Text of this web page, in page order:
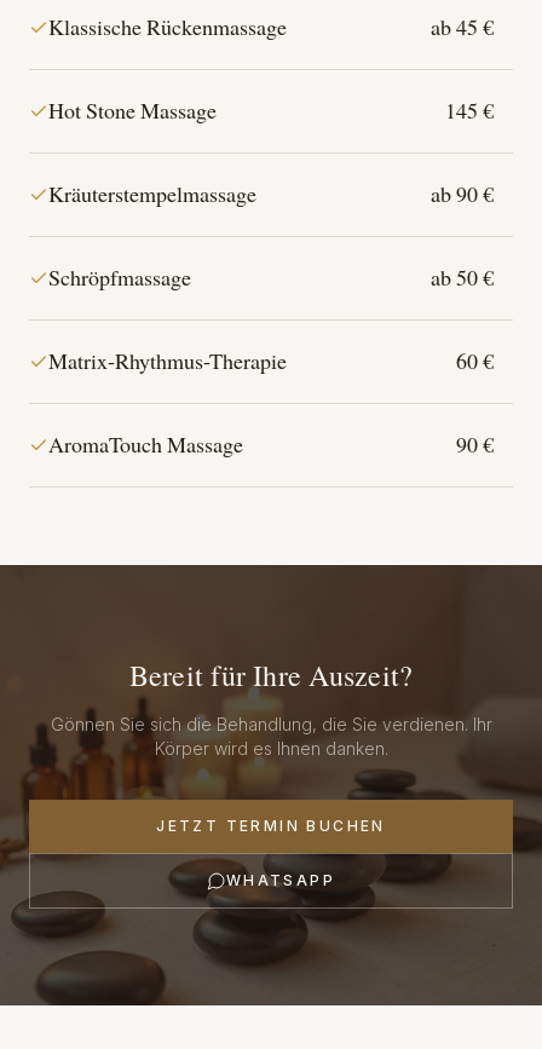
Klassische Rückenmassage ab 45 €
Hot Stone Massage 145 €
Kräuterstempelmassage ab 90 €
Schröpfmassage ab 50 €
Matrix-Rhythmus-Therapie 60 €
AromaTouch Massage 90 €
Bereit für Ihre Auszeit?
Gönnen Sie sich die Behandlung, die Sie verdienen. Ihr
Körper wird es Ihnen danken.
JETZT TERMIN BUCHEN
WHATSAPP